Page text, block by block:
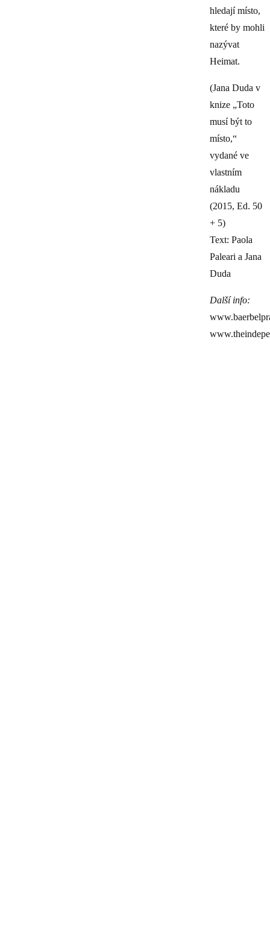
hledají místo,
které by mohli
nazývat
Heimat.
(Jana Duda v
knize „Toto
musí být to
místo,“
vydané ve
vlastním
nákladu
(2015, Ed. 50
+ 5)
Text: Paola
Paleari a Jana
Duda
Další info: